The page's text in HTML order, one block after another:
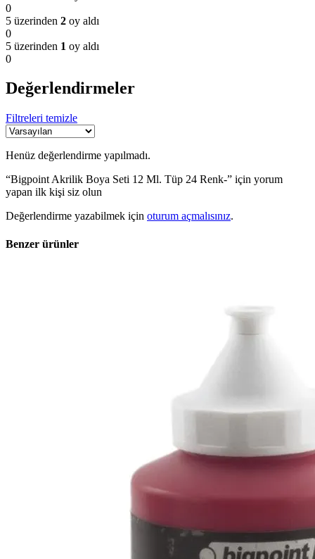
0
5 üzerinden 2 oy aldı
0
5 üzerinden 1 oy aldı
0
Değerlendirmeler
Filtreleri temizle
Henüz değerlendirme yapılmadı.
“Bigpoint Akrilik Boya Seti 12 Ml. Tüp 24 Renk-” için yorum
yapan ilk kişi siz olun
Değerlendirme yazabilmek için oturum açmalısınız.
Benzer ürünler